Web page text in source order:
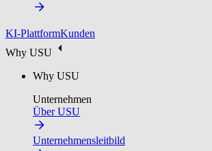
KI-PlattformKunden
Why USU
Why USU
Unternehmen
Über USU
Unternehmensleitbild